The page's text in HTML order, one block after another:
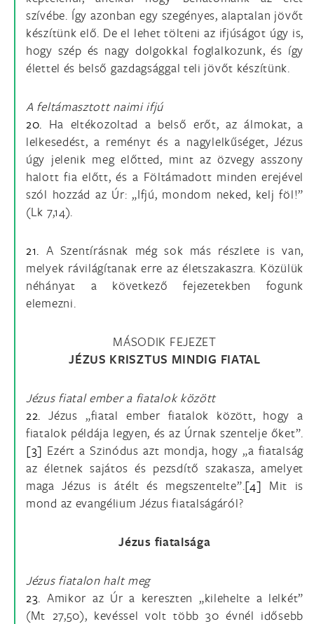
szívébe. Így azonban egy szegényes, alaptalan jövőt
készítünk elő. De el lehet tölteni az ifjúságot úgy is,
hogy szép és nagy dolgokkal foglalkozunk, és így
élettel és belső gazdagsággal teli jövőt készítünk.
A feltámasztott naimi ifjú
20. Ha eltékozoltad a belső erőt, az álmokat, a
lelkesedést, a reményt és a nagylelkűséget, Jézus
úgy jelenik meg előtted, mint az özvegy asszony
halott fia előtt, és a Föltámadott minden erejével
szól hozzád az Úr: „Ifjú, mondom neked, kelj föl!”
(Lk 7,14).
21. A Szentírásnak még sok más részlete is van,
melyek rávilágítanak erre az életszakaszra. Közülük
néhányat a következő fejezetekben fogunk
elemezni.
MÁSODIK FEJEZET
JÉZUS KRISZTUS MINDIG FIATAL
Jézus fiatal ember a fiatalok között
22. Jézus „fiatal ember fiatalok között, hogy a
fiatalok példája legyen, és az Úrnak szentelje őket”.
[3] Ezért a Szinódus azt mondja, hogy „a fiatalság
az életnek sajátos és pezsdítő szakasza, amelyet
maga Jézus is átélt és megszentelte”.[4] Mit is
mond az evangélium Jézus fiatalságáról?
Jézus fiatalsága
Jézus fiatalon halt meg
23. Amikor az Úr a kereszten „kilehelte a lelkét”
(Mt 27,50), kevéssel volt több 30 évnél idősebb